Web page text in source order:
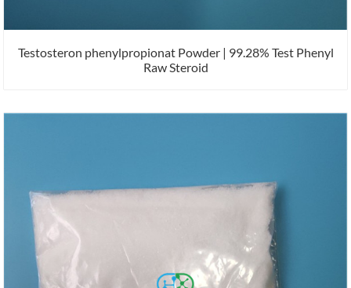
Testosteron phenylpropionat Powder | 99.28% Test Phenyl
Raw Steroid